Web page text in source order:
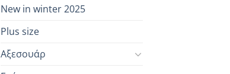
New in winter 2025
Plus size
Αξεσουάρ